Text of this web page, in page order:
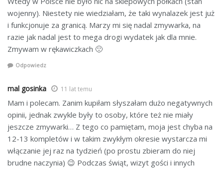
wojenny). Niestety nie wiedziałam, że taki wynalazek jest już
i funkcjonuje za granicą. Marzy mi się nadal zmywarka, na
razie jak nadal jest to mega drogi wydatek jak dla mnie.
Zmywam w rękawiczkach 🙁
Odpowiedz
mal gosinka 11 lat temu
Mam i polecam. Zanim kupiłam słyszałam dużo negatywnych
opinii, jednak zwykle były to osoby, które też nie miały
jeszcze zmywarki… Z tego co pamiętam, moja jest chyba na
12-13 kompletów i w takim zwykłym okresie wystarcza mi
włączanie jej raz na tydzień (po prostu zbieram do niej
brudne naczynia) 😉 Podczas świąt, wizyt gości i innych